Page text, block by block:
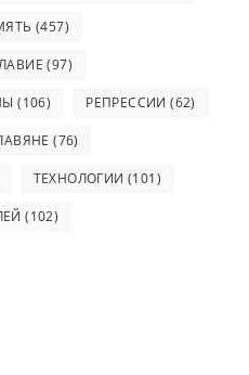
(457)
(97)
(106) РЕПРЕССИИ (62)
(76)
ТЕХНОЛОГИИ (101)
(102)